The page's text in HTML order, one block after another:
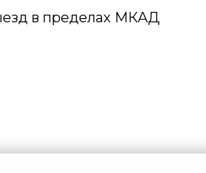
в пределах МКАД